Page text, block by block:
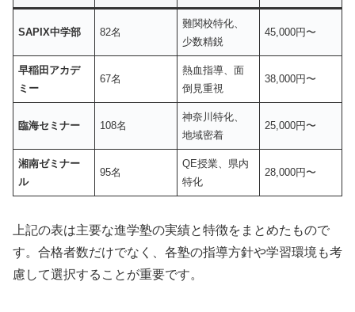
SAPIX中学部 82名
難関校特化、
少数精鋭
45,000円〜
早稲田アカデ
ミー
67名
熱血指導、面
倒見重視
38,000円〜
臨海セミナー 108名
神奈川特化、
地域密着
25,000円〜
湘南ゼミナー
ル
95名
QE授業、県内
特化
28,000円〜
上記の表は主要な進学塾の実績と特徴をまとめたもので
す。合格者数だけでなく、各塾の指導方針や学習環境も考
慮して選択することが重要です。